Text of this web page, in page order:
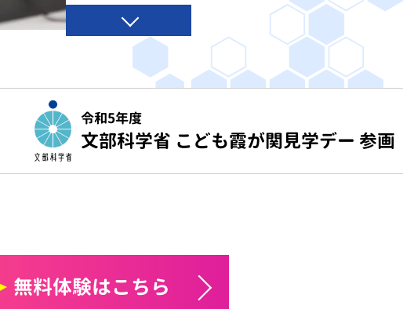
令和5年度
文部科学省 こども霞が関見学デー 参画
無料体験はこちら